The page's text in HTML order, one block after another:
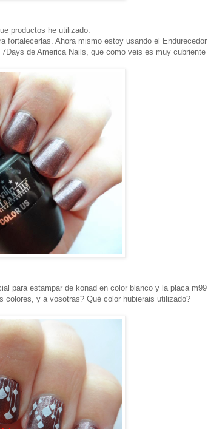
productos he utilizado:
fortalecerlas. Ahora mismo estoy usando el
de America Nails, que como veis es muy cubriente
para estampar de konad en color blanco y la placa
y a vosotras? Qué color hubierais utilizado?